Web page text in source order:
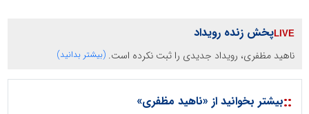
پخش زنده رویداد
ناهید مظفری، رویداد جدیدی را ثبت نکرده است. (بیشتر بدانید)
::بیشتر بخوانید از «ناهید مظفری»